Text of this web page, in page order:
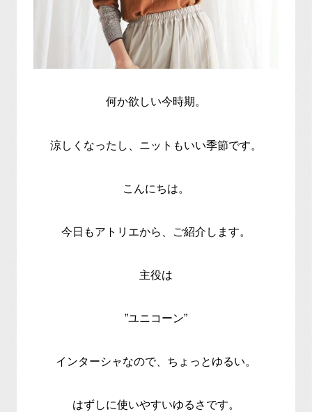
何か欲しい今時期。
涼しくなったし、ニットもいい季節です。
こんにちは。
今日もアトリエから、ご紹介します。
主役は
”ユニコーン”
インターシャなので、ちょっとゆるい。
はずしに使いやすいゆるさです。